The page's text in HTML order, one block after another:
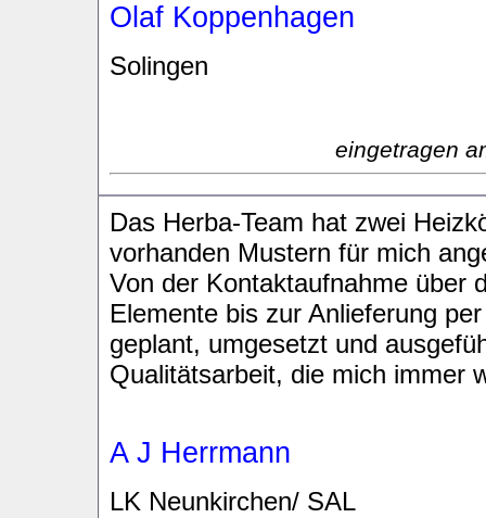
Olaf Koppenhagen
Solingen
eingetragen
Das Herba-Team hat zwei
vorhanden Mustern für mich
Von der Kontaktaufnahme über
Elemente bis zur Anlieferung
geplant, umgesetzt und
Qualitätsarbeit, die mich immer
A J Herrmann
LK Neunkirchen/ SAL